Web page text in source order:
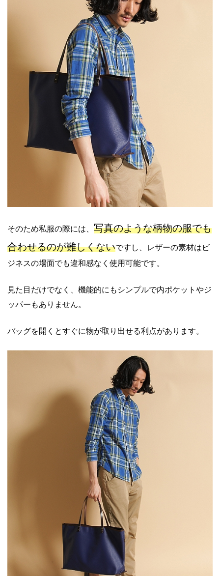
そのため私服の際には、 写真のような柄物の服でも
合わせるのが難しくないですし、レザーの素材はビ
ジネスの場面でも違和感なく使用可能です。
見た目だけでなく、機能的にもシンプルで内ポケットやジ
ッパーもありません。
バッグを開くとすぐに物が取り出せる利点があります。